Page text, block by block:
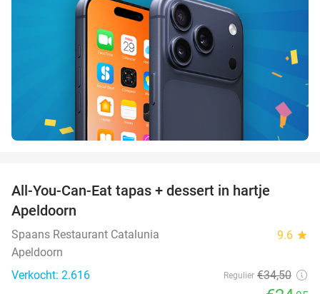
All-You-Can-Eat tapas + dessert in hartje
Apeldoorn
Spaans Restaurant Catalunia 9.6 star
Apeldoorn
Verkocht: 2.616
Regulier €34,50